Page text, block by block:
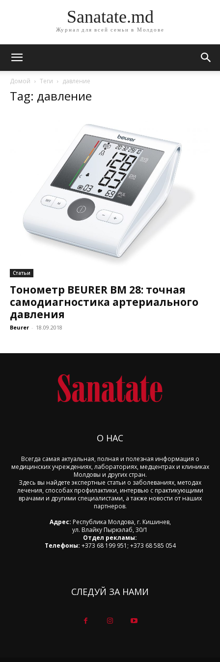
Sanatate.md
Журнал для всей семьи в Молдове
Домой Теги давление
Tag: давление
Статьи
Тонометр BEURER BM 28: точная
самодиагностика артериального
давления
Beurer - 18.09.2018
О НАС
Всегда самая актуальная, полная и полезная информация о
медицинских учреждениях, лабораториях, медцентрах и клиниках
Молдовы и других стран.
Здесь вы найдете экспертные статьи о заболеваниях, методах
лечения, способах профилактики, интервью с практикующими
врачами и другими специалистами, а также новости от наших
партнеров.
Адрес: Республика Молдова, г. Кишинев,
ул. Влайку Пыркэлаб, 30/1
Отдел рекламы:
Телефоны: +373 68 199 951; +373 68 585 054
СЛЕДУЙ ЗА НАМИ